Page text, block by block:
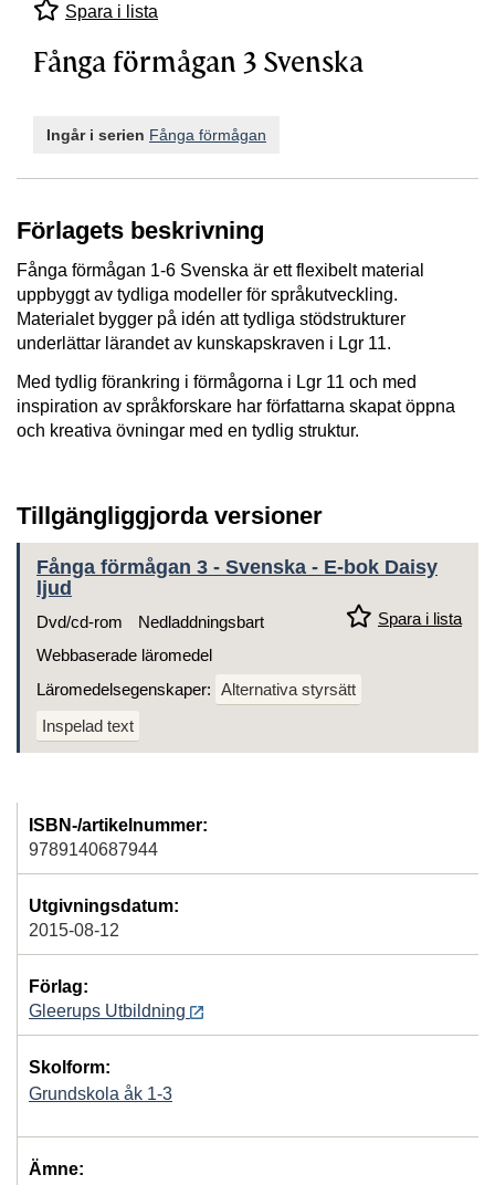
Spara i lista
Fånga förmågan 3 Svenska
Ingår i serien Fånga förmågan
Förlagets beskrivning
Fånga förmågan 1-6 Svenska är ett flexibelt material
uppbyggt av tydliga modeller för språkutveckling.
Materialet bygger på idén att tydliga stödstrukturer
underlättar lärandet av kunskapskraven i Lgr 11.
Med tydlig förankring i förmågorna i Lgr 11 och med
inspiration av språkforskare har författarna skapat öppna
och kreativa övningar med en tydlig struktur.
Tillgängliggjorda versioner
Fånga förmågan 3 - Svenska - E-bok Daisy
ljud
Spara i lista
Dvd/cd-rom
Nedladdningsbart
Webbaserade läromedel
Läromedelsegenskaper: Alternativa styrsätt
Inspelad text
ISBN-/artikelnummer:
9789140687944
Utgivningsdatum:
2015-08-12
Förlag:
Gleerups Utbildning
Skolform:
Grundskola åk 1-3
Ämne: